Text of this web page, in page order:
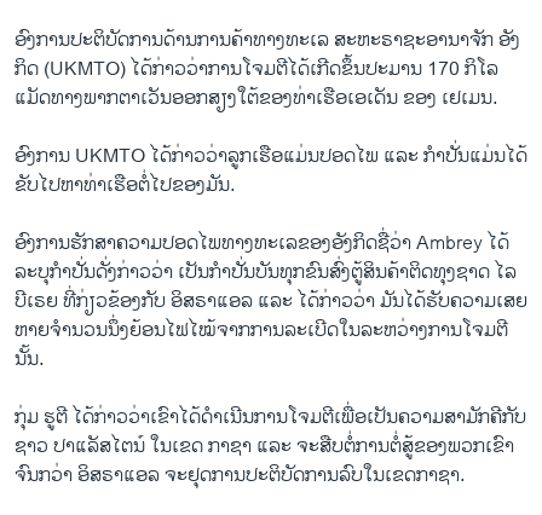
ອົງ​ການ​ປະ​ຕິ​ບັດ​ການ​ດ້ານ​ການ​ຄ້າ​ທາງ​ທະ​ເລ ​ສະ​ຫະຣາ​ຊະ​ອາ​ນາ​ຈັກ ອັງ​
ກິດ (UKMTO) ໄດ້​ກ່າວ​ວ່າ​ການ​ໂຈມ​ຕີ​ໄດ້​ເກີດ​ຂຶ້ນ​ປະມານ 170 ກິ​ໂລ​
ແມັດ​ທາງ​ພາກ​ຕາ​ເວັນ​ອອກ​ສຽງ​ໃຕ້​ຂອງ​ທ່າ​ເຮືອ​ເອ​ເດັນ ​ຂອງ ເຢ​ເມນ.
ອົງ​ການ UKMTO ໄດ້​ກ່າວ​ວ່າ​ລູກ​ເຮືອ​ແມ່ນ​ປອດ​ໄພ ແລະ ກຳ​ປັ່ນ​ແມ່ນ​ໄດ້​
ຂັບ​ໄປ​ຫາ​ທ່າ​ເຮືອ​ຕໍ່​ໄປ​ຂອງ​ມັນ.
ອົງ​ການ​ຮັກ​ສາ​ຄວາມ​ປອດ​ໄພ​ທາງ​ທະ​ເລ​ຂອງ​ອັງ​ກິດຊື່ວ່າ Ambrey ໄດ້​
ລະ​ບຸ​ກຳ​ປັ່ນ​ດັ່ງ​ກ່າວ​ວ່າ ເປັນ​ກຳ​ປັ່ນ​ບັນ​ທຸກ​ຂົນ​ສົ່ງ​ຕູ້​ສິນ​ຄ້າ​ຕິດ​ທຸງ​ຊາດ ໄລ​
ບີ​ເຣຍ ທີ່​ກ່ຽວ​ຂ້ອງ​ກັບ ອິ​ສ​ຣາ​ແອ​ລ ແລະ ໄດ້​ກ່າວ​ວ່າ​ ມັນ​ໄດ້​ຮັບ​ຄວາມ​ເສຍ​
ຫາຍ​ຈຳ​ນວນ​ນຶ່ງ​ຍ້ອນ​ໄຟ​ໄໝ້​ຈາກ​ການ​ລະ​ເບີດ​ໃນ​ລະ​ຫວ່າງ​ການ​ໂຈມ​ຕີ​
ນັ້ນ.
ກຸ່ມ ຮູ​ຕີ ໄດ້​ກ່າວ​ວ່າ​ເຂົາ​ໄດ້​ດຳ​ເນີນ​ການ​ໂຈມ​ຕີ​ເພື່ອ​ເປັນ​ຄວາມ​ສາ​ມັກ​ຄີ​ກັບ​
ຊາວ ປາ​ແລັ​ສ​ໄຕ​ນ໌ ໃນ​ເຂດ ກາ​ຊາ ແລະ ຈະ​ສືບ​ຕໍ່​ການ​ຕໍ່​ສູ້​ຂອງ​ພວກ​ເຂົາ​
ຈົນ​ກວ່າ ອິ​ສ​ຣາ​ແອ​ລ ຈະ​ຢຸດ​ການ​ປະ​ຕິ​ບັດ​ການ​ລົບໃນ​ເຂດ​ກາ​ຊາ.